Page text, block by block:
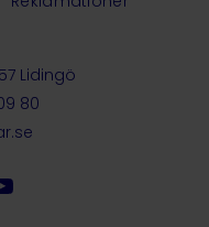
Lidingö
80